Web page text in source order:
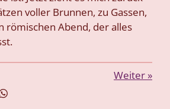
voller Brunnen, zu Gassen,
römischen Abend, der alles
Weiter»
T